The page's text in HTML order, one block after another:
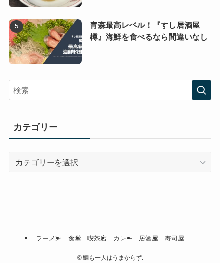
青森最高レベル！『すし居酒屋
樽』海鮮を食べるなら間違いなし
カテゴリー
ラーメン 食堂 喫茶店 カレー 居酒屋 寿司屋
©鯛も一人はうまからず.